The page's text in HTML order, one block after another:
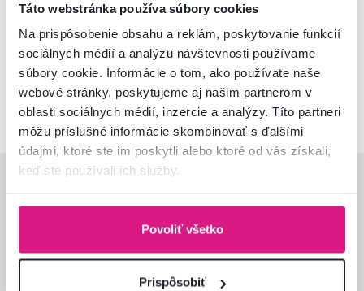
Táto webstránka používa súbory cookies
Na prispôsobenie obsahu a reklám, poskytovanie funkcií
sociálnych médií a analýzu návštevnosti používame
súbory cookie. Informácie o tom, ako používate naše
webové stránky, poskytujeme aj našim partnerom v
oblasti sociálnych médií, inzercie a analýzy. Títo partneri
môžu príslušné informácie skombinovať s ďalšími
údajmi, ktoré ste im poskytli alebo ktoré od vás získali,
keď ste používali ich služby.
Povoliť všetko
Prispôsobiť
Nenašli ste požadované informácie?
Kontaktujte nás a my vám radi poradíme
02/ 40 100 100 Spustiť chat
Jednoduchosť montáže
Zodpovedá očakávaniam
4,7
Zabalenie výrobku